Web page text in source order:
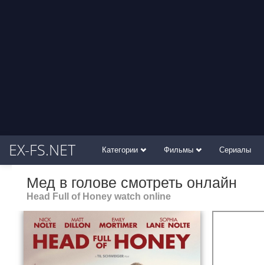
EX-FS.NET Категории Фильмы Сериалы
Мед в голове смотреть онлайн
Head Full of Honey watch online